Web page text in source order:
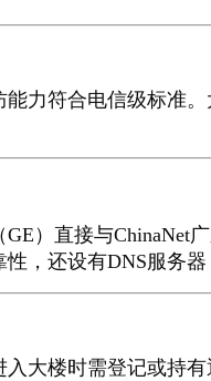
符合电信级标准。
直接与ChinaNet
，还设有DNS服务
楼时需登记或持有